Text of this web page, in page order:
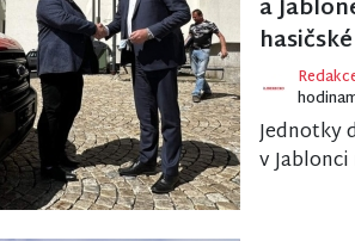
a
Jednotky
v